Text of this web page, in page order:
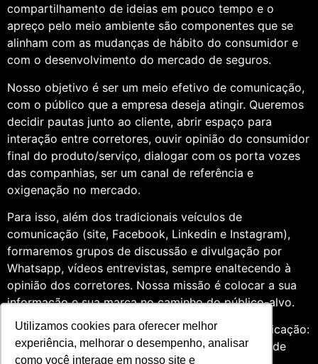
Utilizamos cookies para oferecer melhor
experiência, melhorar o desempenho, analisar
como você interage em nosso site e
compartilhamento de ideias em pouco tempo e o
apreço pelo meio ambiente são componentes que se
alinham com as mudanças de hábito do consumidor e
com o desenvolvimento do mercado de seguros.
Nosso objetivo é ser um meio efetivo de comunicação,
com o público que a empresa deseja atingir. Queremos
decidir pautas junto ao cliente, abrir espaço para
interação entre corretores, ouvir opinião do consumidor
final do produto/serviço, dialogar com os porta vozes
das companhias, ser um canal de referência e
oxigenação no mercado.
Para isso, além dos tradicionais veículos de
comunicação (site, Facebook, Linkedin e Instagram),
formaremos grupos de discussão e divulgação por
Whatsapp, vídeos entrevistas, sempre enaltecendo à
opinião dos corretores. Nossa missão é colocar a sua
informação e sua marca no caminho do público-alvo.
Somos profissionais formados na área de comunicação:
Jornalismo e Relações Públicas. Assim, por meio de